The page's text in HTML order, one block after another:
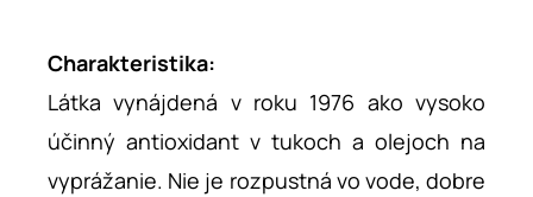
Charakteristika:
Látka vynájdená v roku 1976 ako vysoko
účinný antioxidant v tukoch a olejoch na
vyprážanie. Nie je rozpustná vo vode, dobre